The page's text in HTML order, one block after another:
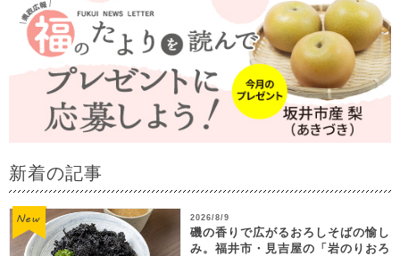
新着の記事
2026/8/9
磯の香りで広がるおろしそばの愉し
み。福井市・見吉屋の「岩のりおろ